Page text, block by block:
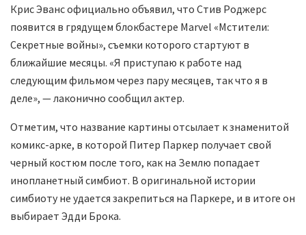
Крис Эванс официально объявил, что Стив Роджерс
появится в грядущем блокбастере Marvel «Мстители:
Секретные войны», съемки которого стартуют в
ближайшие месяцы. «Я приступаю к работе над
следующим фильмом через пару месяцев, так что я в
деле», — лаконично сообщил актер.
Отметим, что название картины отсылает к знаменитой
комикс-арке, в которой Питер Паркер получает свой
черный костюм после того, как на Землю попадает
инопланетный симбиот. В оригинальной истории
симбиоту не удается закрепиться на Паркере, и в итоге он
выбирает Эдди Брока.